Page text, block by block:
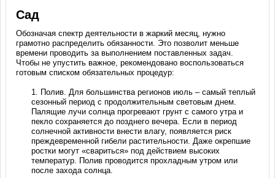
Сад
Обозначая спектр деятельности в жаркий месяц, нужно
грамотно распределить обязанности. Это позволит меньше
времени проводить за выполнением поставленных задач.
Чтобы не упустить важное, рекомендовано воспользоваться
готовым списком обязательных процедур:
Полив. Для большинства регионов июль – самый теплый
сезонный период с продолжительным световым днем.
Палящие лучи солнца прогревают грунт с самого утра и
пекло сохраняется до позднего вечера. Если в период
солнечной активности внести влагу, появляется риск
преждевременной гибели растительности. Даже окрепшие
ростки могут «свариться» под действием высоких
температур. Полив проводится прохладным утром или
после захода солнца.